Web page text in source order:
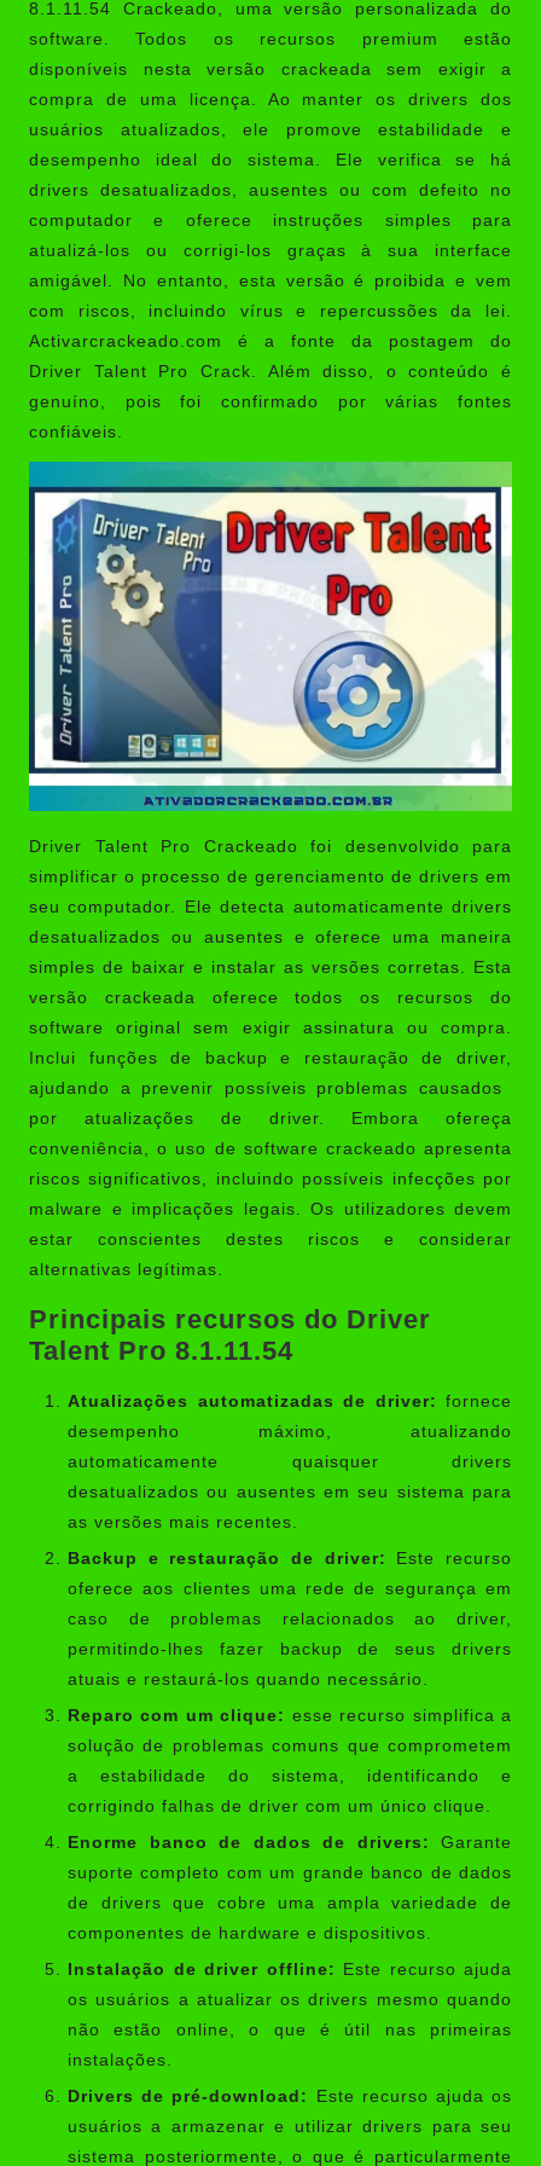
8.1.11.54 Crackeado , uma versão personalizada do
software. Todos os recursos premium estão
disponíveis nesta versão crackeada sem exigir a
compra de uma licença. Ao manter os drivers dos
usuários atualizados, ele promove estabilidade e
desempenho ideal do sistema. Ele verifica se há
drivers desatualizados, ausentes ou com defeito no
computador e oferece instruções simples para
atualizá-los ou corrigi-los graças à sua interface
amigável. No entanto, esta versão é proibida e vem
com riscos, incluindo vírus e repercussões da lei.
Activarcrackeado.com
é a fonte da postagem do
Driver Talent Pro Crack. Além disso, o conteúdo é
genuíno, pois foi confirmado por várias fontes
confiáveis.
Driver Talent Pro Crackeado foi desenvolvido para
simplificar o processo de gerenciamento de drivers em
seu computador. Ele detecta automaticamente drivers
desatualizados ou ausentes e oferece uma maneira
simples de baixar e instalar as versões corretas. Esta
versão crackeada oferece todos os recursos do
software original sem exigir assinatura ou compra.
Inclui funções de backup e restauração de driver,
ajudando a prevenir possíveis problemas causados ​​
por atualizações de driver. Embora ofereça
conveniência, o uso de software crackeado apresenta
riscos significativos, incluindo possíveis infecções por
malware e implicações legais. Os utilizadores devem
estar conscientes destes riscos e considerar
alternativas legítimas.
Principais recursos do Driver
Talent Pro 8.1.11.54
Atualizações automatizadas de driver: fornece
desempenho máximo, atualizando
automaticamente quaisquer drivers
desatualizados ou ausentes em seu sistema para
as versões mais recentes.
Backup e restauração de driver:
Este recurso
oferece aos clientes uma rede de segurança em
caso de problemas relacionados ao driver,
permitindo-lhes fazer backup de seus drivers
atuais e restaurá-los quando necessário.
Reparo com um clique: esse recurso simplifica a
solução de problemas comuns que comprometem
a estabilidade do sistema, identificando e
corrigindo falhas de driver com um único clique.
Enorme banco de dados de drivers: Garante
suporte completo com um grande banco de dados
de drivers que cobre uma ampla variedade de
componentes de hardware e dispositivos.
Instalação de driver offline: Este recurso ajuda
os usuários a atualizar os drivers mesmo quando
não estão online, o que é útil nas primeiras
instalações.
Drivers de pré-download:
Este recurso ajuda os
usuários a armazenar e utilizar drivers para seu
sistema posteriormente, o que é particularmente